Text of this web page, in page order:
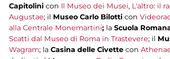
Capitolini con Il Museo dei Musei, L'altro: il
Augustae; il Museo Carlo Bilotti con
alla Centrale Monemartini; la Scuola
Scatti dal Museo di Roma in Trastevere; il
Wagram; la Casina delle Civette con